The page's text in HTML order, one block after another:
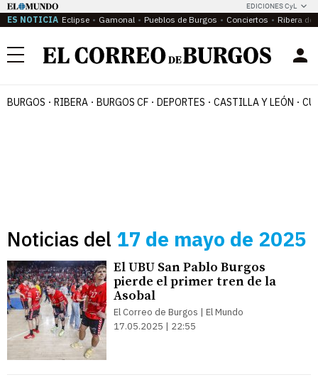
EDICIONES CyL
ES NOTICIA Eclipse Gamonal Pueblos de Burgos Conciertos Ribera del
Menú
BURGOS RIBERA BURGOS CF DEPORTES CASTILLA Y LEÓN
Noticias del 17 de mayo de 2025
El UBU San Pablo Burgos
pierde el primer tren de la
Asobal
El Correo de Burgos | El Mundo
17.05.2025 | 22:55